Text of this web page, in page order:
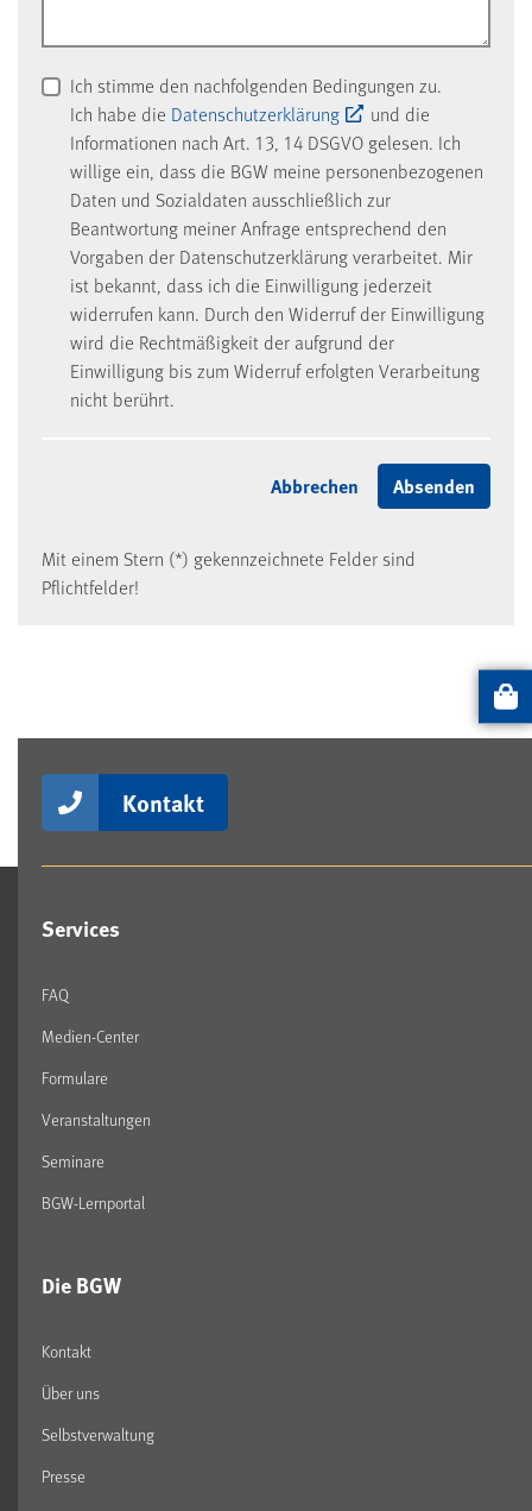
Ich stimme den nachfolgenden Bedingungen zu.
Ich habe die Datenschutzerklärung
und die
Informationen nach Art. 13, 14 DSGVO gelesen. Ich
willige ein, dass die BGW meine personenbezogenen
Daten und Sozialdaten ausschließlich zur
Beantwortung meiner Anfrage entsprechend den
Vorgaben der Datenschutzerklärung verarbeitet. Mir
ist bekannt, dass ich die Einwilligung jederzeit
widerrufen kann. Durch den Widerruf der Einwilligung
wird die Rechtmäßigkeit der aufgrund der
Einwilligung bis zum Widerruf erfolgten Verarbeitung
nicht berührt.
Mit einem Stern (*) gekennzeichnete Felder sind
Pflichtfelder!
Kontakt
Services
FAQ
Medien-Center
Formulare
Veranstaltungen
Seminare
BGW-Lernportal
Die BGW
Kontakt
Über uns
Selbstverwaltung
Presse
Artikel